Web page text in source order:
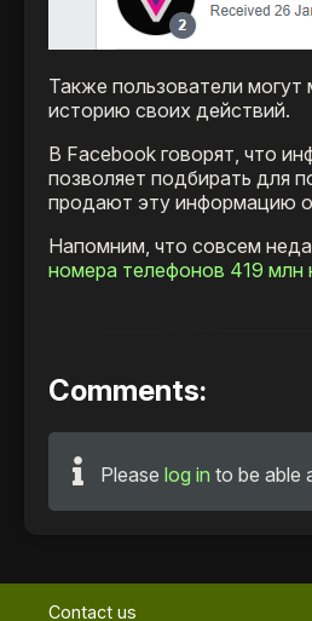
Также пользователи
историю своих действий.
В Facebook говорят, что
позволяет подбирать для
продают эту информацию
Напомним, что совсем
номера телефонов 419 млн
Comments:
Please log in to be able
Contact us